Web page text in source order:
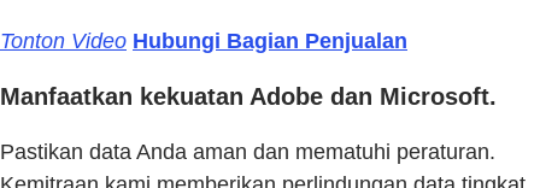
Tonton Video Hubungi Bagian Penjualan
Manfaatkan kekuatan Adobe dan Microsoft.
Pastikan data Anda aman dan mematuhi peraturan.